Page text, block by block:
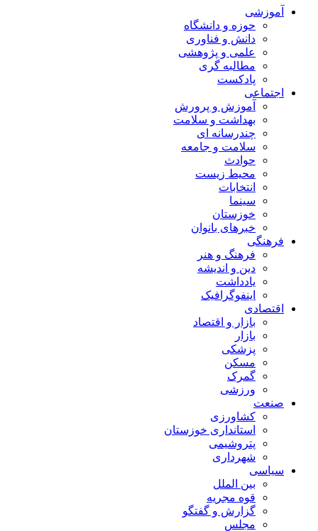
آموزشی
حوزه و دانشگاه
دانش و فناوری
علمی و پژوهشی
مطالبه گری
پادکست
اجتماعی
آموزش و پرورش
بهداشت و سلامت
چندرسانه ای
سلامت و جامعه
حوادث
محیط زیست
انتخابات
سینما
خوزستان
خبرهای بانوان
فرهنگی
فرهنگ و هنر
دین و اندیشه
یادداشت
اینفوگرافیک
اقتصادی
بازار و اقتصاد
بازار
پزشکی
مسکن
گمرک
ورزشی
صنعت
کشاورزی
استانداری خوزستان
پتروشیمی
شهرداری
سیاسی
بین الملل
قوه مجریه
گزارش و گفتگو
مجلس